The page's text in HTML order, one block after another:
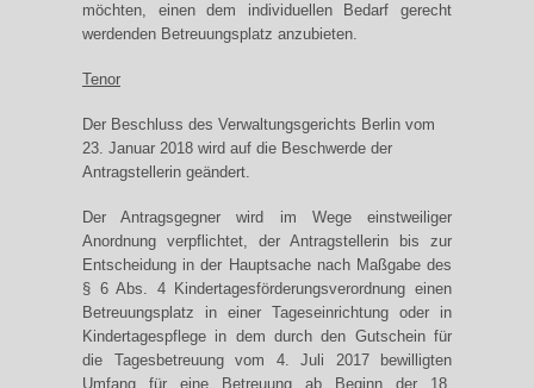
möchten, einen dem individuellen Bedarf gerecht
werdenden Betreuungsplatz anzubieten.
Tenor
Der Beschluss des Verwaltungsgerichts Berlin vom
23. Januar 2018 wird auf die Beschwerde der
Antragstellerin geändert.
Der Antragsgegner wird im Wege einstweiliger
Anordnung verpflichtet, der Antragstellerin bis zur
Entscheidung in der Hauptsache nach Maßgabe des
§ 6 Abs. 4 Kindertagesförderungsverordnung einen
Betreuungsplatz in einer Tageseinrichtung oder in
Kindertagespflege in dem durch den Gutschein für
die Tagesbetreuung vom 4. Juli 2017 bewilligten
Umfang für eine Betreuung ab Beginn der 18.